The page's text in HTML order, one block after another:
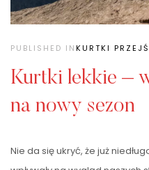
PUBLISHED INKURTKI
Kurtki lekkie –
na nowy sezon
Nie da się ukryć, że już